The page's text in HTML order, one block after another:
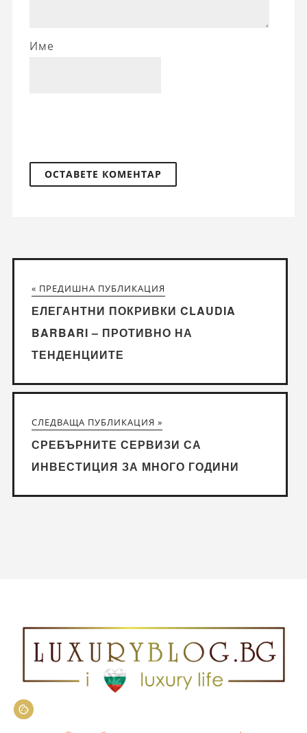
Име
« ПРЕДИШНА ПУБЛИКАЦИЯ
ЕЛЕГАНТНИ ПОКРИВКИ CLAUDIA
BARBARI – ПРОТИВНО НА
ТЕНДЕНЦИИТЕ
СЛЕДВАЩА ПУБЛИКАЦИЯ »
СРЕБЪРНИТЕ СЕРВИЗИ СА
ИНВЕСТИЦИЯ ЗА МНОГО ГОДИНИ